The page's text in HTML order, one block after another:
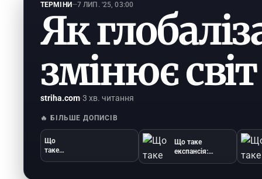
ТЕРМІНИ —7 ЛИП. '25, 03:00
Як
змінює світ
striha.com·3 хв. читання
🔥 БІЛЬШЕ ДОПИСІВ
Що
таке
віртуал
Що таке
експансія: